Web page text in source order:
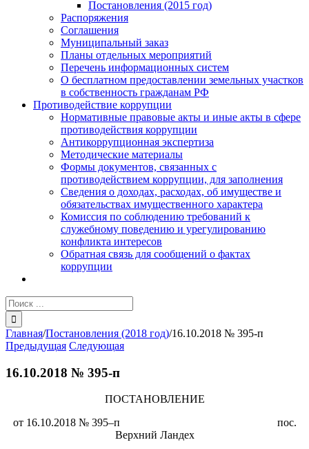
Постановления (2015 год)
Распоряжения
Соглашения
Муниципальный заказ
Планы отдельных мероприятий
Перечень информационных систем
О бесплатном предоставлении земельных участков
в собственность гражданам РФ
Противодействие коррупции
Нормативные правовые акты и иные акты в сфере
противодействия коррупции
Антикоррупционная экспертиза
Методические материалы
Формы документов, связанных с
противодействием коррупции, для заполнения
Сведения о доходах, расходах, об имуществе и
обязательствах имущественного характера
Комиссия по соблюдению требований к
служебному поведению и урегулированию
конфликта интересов
Обратная связь для сообщений о фактах
коррупции
Результат
поиска:
Главная/Постановления (2018 год)/16.10.2018 № 395-п
Предыдущая Следующая
16.10.2018 № 395-п
ПОСТАНОВЛЕНИЕ
от 16.10.2018 № 395–п пос.
Верхний Ландех